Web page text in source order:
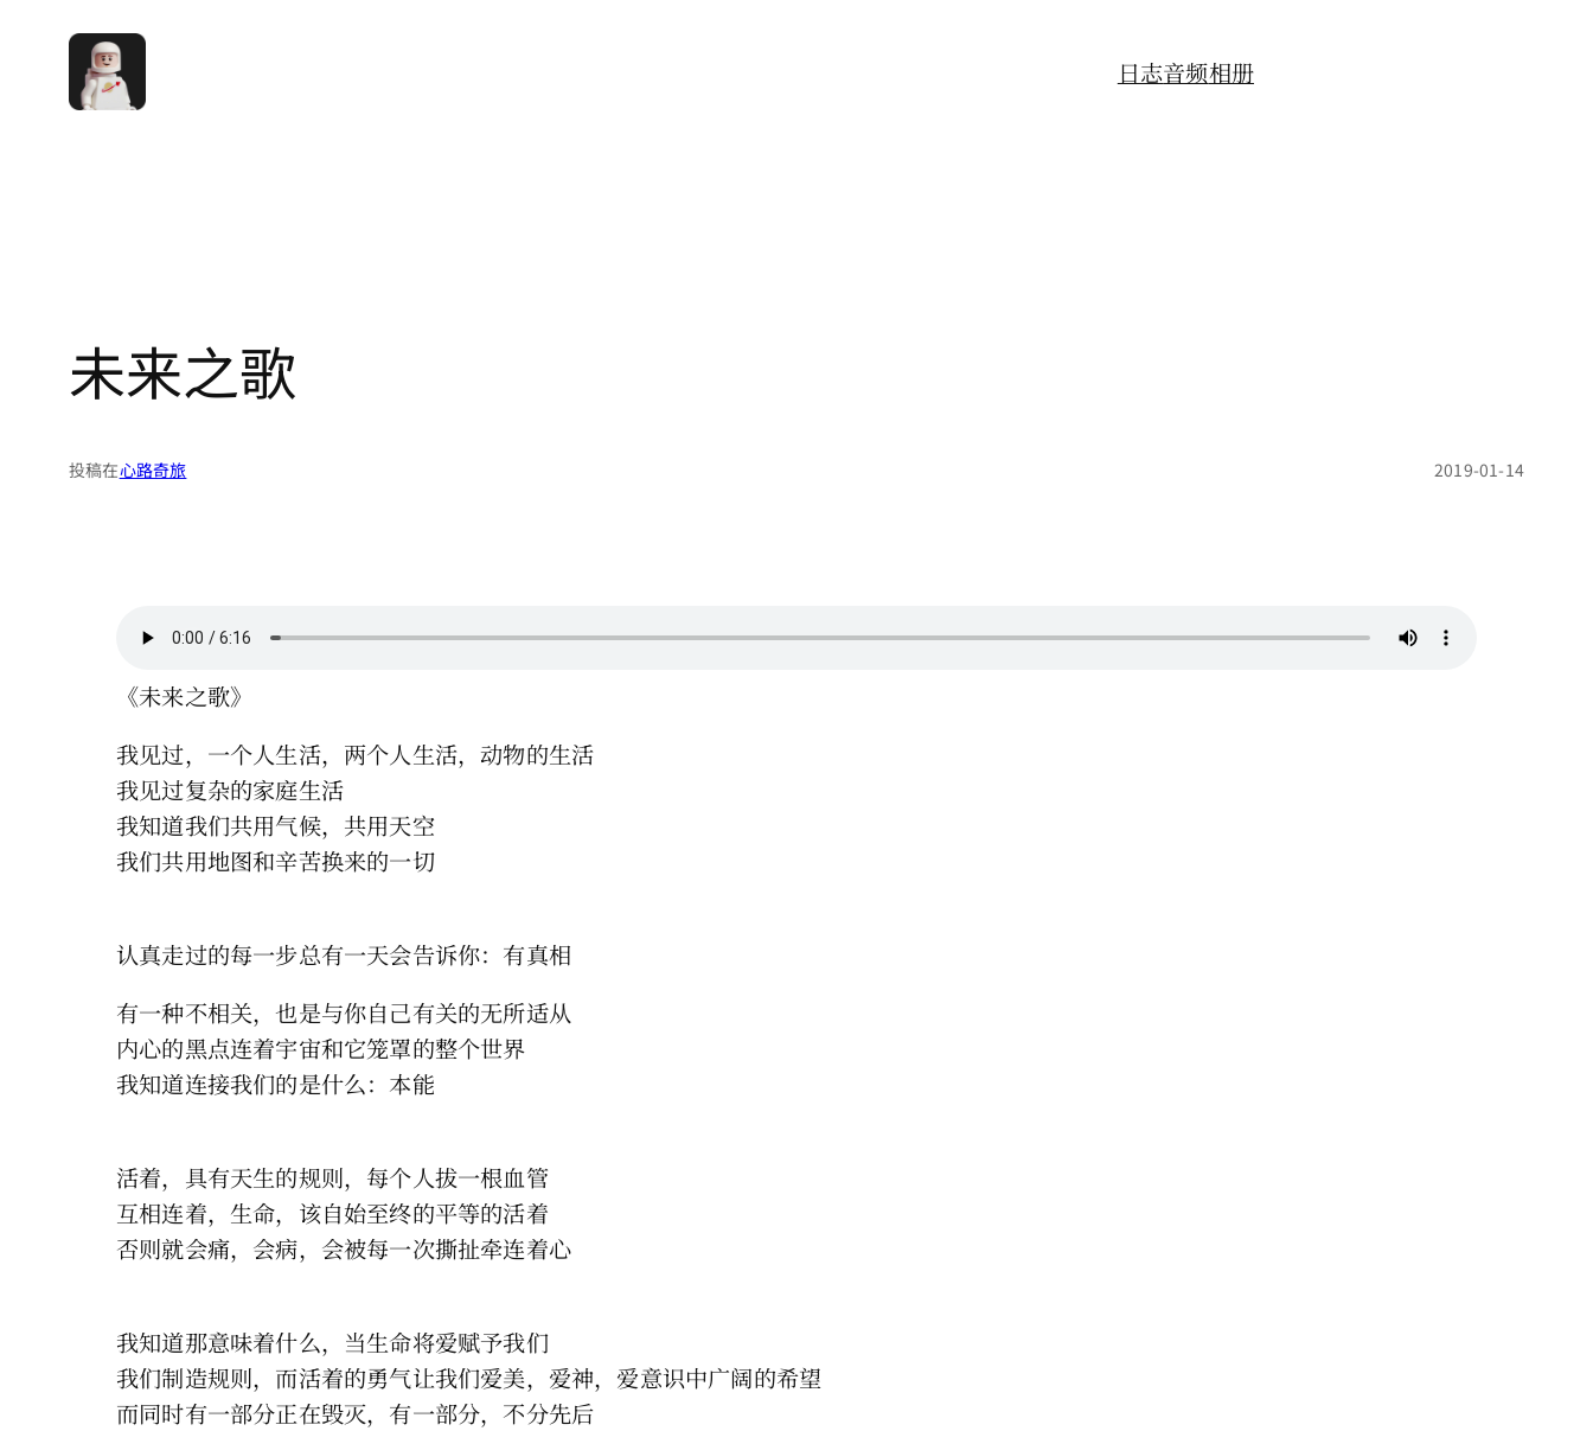
日志音频相册
未来之歌
投稿在心路奇旅 2019-01-14
《未来之歌》
我见过，一个人生活，两个人生活，动物的生活
我见过复杂的家庭生活
我知道我们共用气候，共用天空
我们共用地图和辛苦换来的一切
认真走过的每一步总有一天会告诉你：有真相
有一种不相关，也是与你自己有关的无所适从
内心的黑点连着宇宙和它笼罩的整个世界
我知道连接我们的是什么：本能
活着，具有天生的规则，每个人拔一根血管
互相连着，生命，该自始至终的平等的活着
否则就会痛，会病，会被每一次撕扯牵连着心
我知道那意味着什么，当生命将爱赋予我们
我们制造规则，而活着的勇气让我们爱美，爱神，爱意识中广阔的希望
而同时有一部分正在毁灭，有一部分，不分先后